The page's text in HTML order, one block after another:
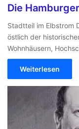
Die
Stadtteil im Elbstrom
östlich der
Wohnhäusern,
Weiterlesen